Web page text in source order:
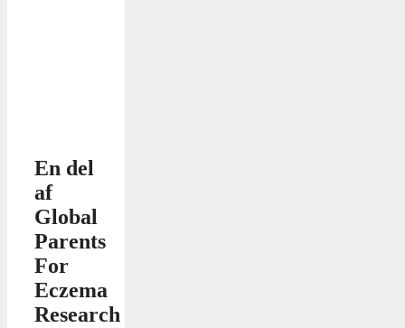
En del
af
Global
Parents
For
Eczema
Research